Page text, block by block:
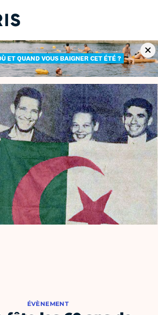
ÉVÈNEMENT